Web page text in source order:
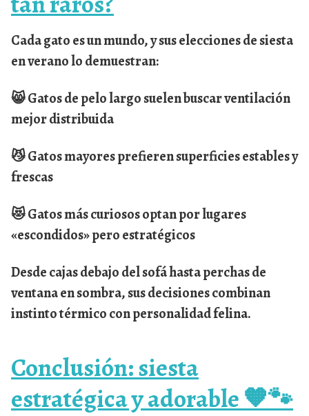
Cada gato es un mundo, y sus elecciones de siesta
en verano lo demuestran:
😸 Gatos de pelo largo suelen buscar ventilación
mejor distribuida
😼 Gatos mayores prefieren superficies estables y
frescas
😻 Gatos más curiosos optan por lugares
«escondidos» pero estratégicos
Desde cajas debajo del sofá hasta perchas de
ventana en sombra, sus decisiones combinan
instinto térmico con personalidad felina.
Conclusión: siesta
estratégica y adorable 🧡🐾